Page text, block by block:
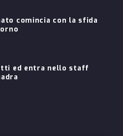
comincia con la sfida
ed entra nello staff